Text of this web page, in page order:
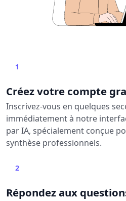
1
Créez votre compte
Inscrivez-vous en quelques
immédiatement à notre
par IA, spécialement conçue
synthèse professionnels.
2
Répondez aux